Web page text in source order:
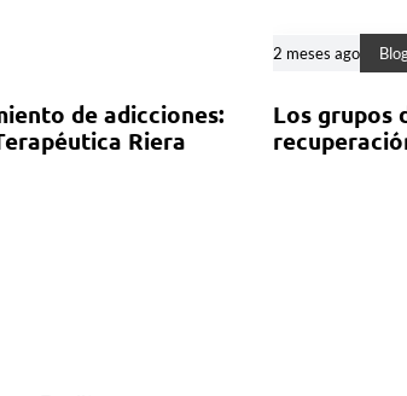
de adicciones:
Riera
2 meses ago
Los grupos